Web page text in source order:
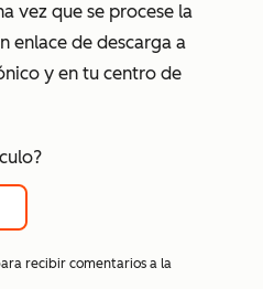
vez que se procese la
enlace de descarga a
y en tu centro de
recibir comentarios a la